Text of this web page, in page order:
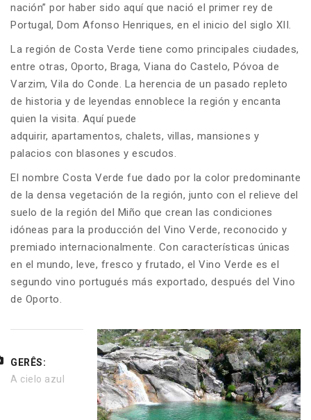
nación” por haber sido aquí que nació el primer rey de
Portugal, Dom Afonso Henriques, en el inicio del siglo XII.
La región de Costa Verde tiene como principales ciudades,
entre otras, Oporto, Braga, Viana do Castelo, Póvoa de
Varzim, Vila do Conde. La herencia de un pasado repleto
de historia y de leyendas ennoblece la región y encanta
quien la visita. Aquí puede
adquirir, apartamentos, chalets, villas, mansiones y
palacios con blasones y escudos.
El nombre Costa Verde fue dado por la color predominante
de la densa vegetación de la región, junto con el relieve del
suelo de la región del Miño que crean las condiciones
idóneas para la producción del Vino Verde, reconocido y
premiado internacionalmente. Con características únicas
en el mundo, leve, fresco y frutado, el Vino Verde es el
segundo vino portugués más exportado, después del Vino
de Oporto.
GERÊS:
A cielo azul